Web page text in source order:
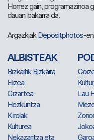
Horrez gain, programazinoa
dauan bakarra da.
ArgazkiakDepositphotos-
ALBISTEAK
Bizkaitik Bizkaira
Elizea
Gizartea
Hezkuntza
Kirolak
Kulturea
Nekazaritza eta
Lau